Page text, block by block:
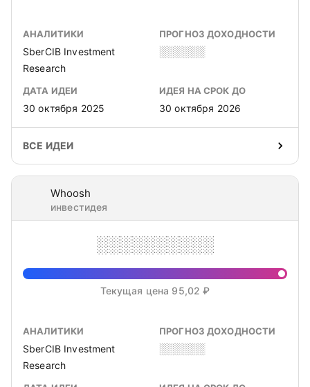
АНАЛИТИКИ
SberCIB Investment
Research
ПРОГНОЗ ДОХОДНОСТИ
░░░░░░
ДАТА ИДЕИ
30 октября 2025
ИДЕЯ НА СРОК ДО
30 октября 2026
ВСЕ ИДЕИ
Whoosh
инвестидея
░░░░░░░░░░
Текущая цена 95,02 ₽
АНАЛИТИКИ
SberCIB Investment
Research
ПРОГНОЗ ДОХОДНОСТИ
░░░░░░